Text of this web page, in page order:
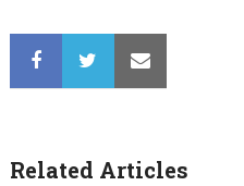
Related Articles